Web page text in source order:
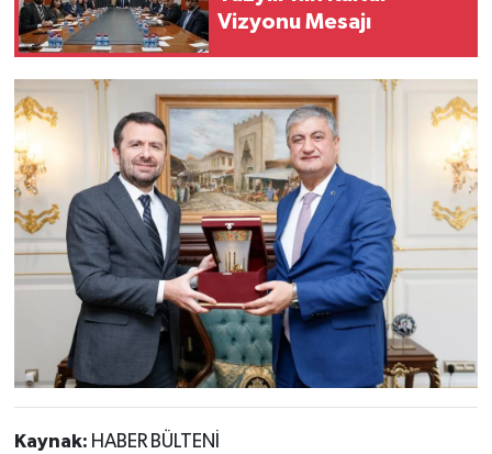
Vizyonu Mesajı
Kaynak: HABER BÜLTENİ